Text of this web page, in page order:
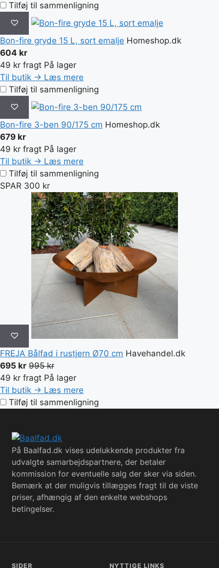
Tilføj til sammenligning
♡
Bon-fire gryde 15 L, sort emalje Homeshop.dk
604 kr
49 kr fragt På lager
Til butik → Læs mere
Tilføj til sammenligning
♡
Bon-fire 3-ben 90/175 cm Homeshop.dk
679 kr
49 kr fragt På lager
Til butik → Læs mere
Tilføj til sammenligning
SPAR 300 kr
♡
FREJA Bålfad i rustjern Ø70 cm Havehandel.dk
695 kr 995 kr
49 kr fragt På lager
Til butik → Læs mere
Tilføj til sammenligning
På Baalfad.dk vises udelukkende produkter fra
udvalgte samarbejdspartnere, der betaler
kommission for eventuelle salg der sker via siden.
Bemærk at der muligvis tillægges fragt til de viste
priser, afhængig af den enkelte webshops
betingelser.
SIDER NYTTIGE LINKS